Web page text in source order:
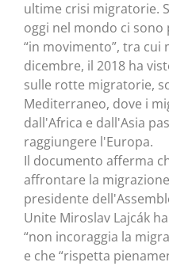
ultime crisi migratorie.
oggi nel mondo ci
“in movimento”, tra cui
dicembre, il 2018 ha
sulle rotte migratorie,
Mediterraneo, dove i
dall'Africa e dall'Asia
raggiungere l'Europa.
Il documento afferma
affrontare la
presidente
Unite Miroslav Lajcák
“non incoraggia la
e che “rispetta